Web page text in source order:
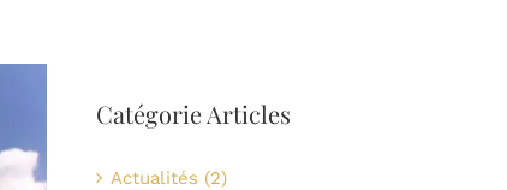
Catégorie Articles
Actualités (2)